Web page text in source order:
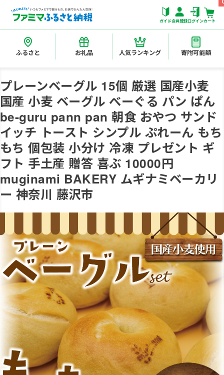
ガイド会員登録ログインカート
ふるさと お礼品 人気ランキング 寄附可能額
プレーンベーグル 15個 厳選 国産小麦
国産 小麦 ベーグル べーぐる パン ぱん
be-guru pann pan 朝食 おやつ サンド
イッチ トースト シンプル ぷれーん もち
もち 個包装 小分け 冷凍 プレゼント ギ
フト 手土産 贈答 喜ぶ 10000円
muginami BAKERY ムギナミベーカリ
ー 神奈川 藤沢市